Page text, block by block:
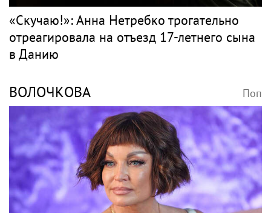
«Скучаю!»: Анна Нетребко трогательно
отреагировала на отъезд 17-летнего сына
в Данию
ВОЛОЧКОВА Поп